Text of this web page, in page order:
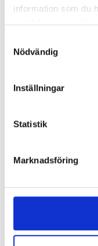
information som du
samlat in när du har
Nödvändig
Inställningar
Statistik
Marknadsföring